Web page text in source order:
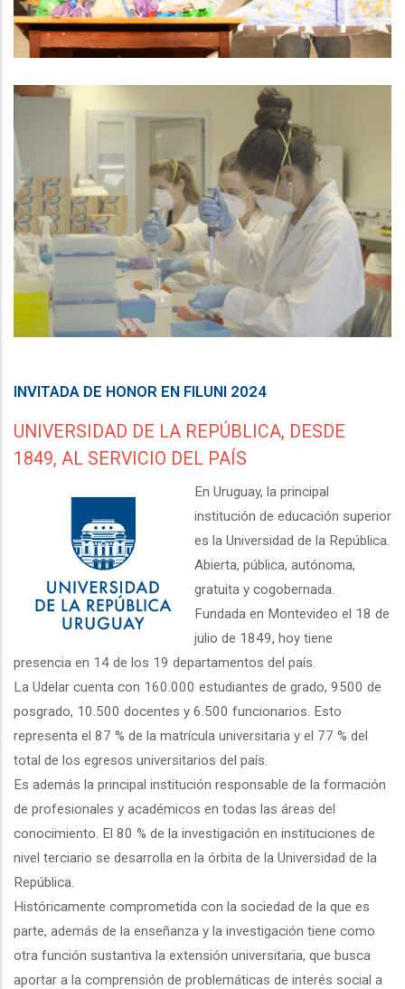
INVITADA DE HONOR EN FILUNI 2024
UNIVERSIDAD DE LA REPÚBLICA, DESDE
1849, AL SERVICIO DEL PAÍS
En Uruguay, la principal
institución de educación superior
es la Universidad de la República.
Abierta, pública, autónoma,
gratuita y cogobernada.
Fundada en Montevideo el 18 de
julio de 1849, hoy tiene
presencia en 14 de los 19 departamentos del país.
La Udelar cuenta con 160.000 estudiantes de grado, 9500 de
posgrado, 10.500 docentes y 6.500 funcionarios. Esto
representa el 87 % de la matrícula universitaria y el 77 % del
total de los egresos universitarios del país.
Es además la principal institución responsable de la formación
de profesionales y académicos en todas las áreas del
conocimiento. El 80 % de la investigación en instituciones de
nivel terciario se desarrolla en la órbita de la Universidad de la
República.
Históricamente comprometida con la sociedad de la que es
parte, además de la enseñanza y la investigación tiene como
otra función sustantiva la extensión universitaria, que busca
aportar a la comprensión de problemáticas de interés social a